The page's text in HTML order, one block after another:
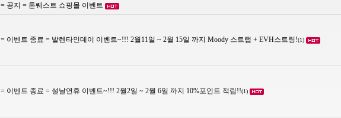
= 공지 = 톤퀘스트 쇼핑몰 이벤트
= 이벤트 종료 = 발렌타인데이 이벤트~!!! 2월11일 ~ 2월 15일 까지 Moody 스트랩 + EVH스트링!(1)
= 이벤트 종료 = 설날연휴 이벤트~!!! 2월2일 ~ 2월 6일 까지 10%포인트 적립!!(1)